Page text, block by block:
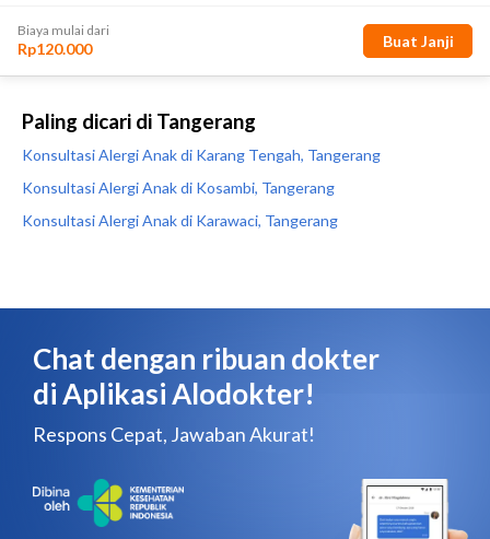
Paling dicari di Tangerang
Konsultasi Alergi Anak di Karang Tengah, Tangerang
Konsultasi Alergi Anak di Kosambi, Tangerang
Konsultasi Alergi Anak di Karawaci, Tangerang